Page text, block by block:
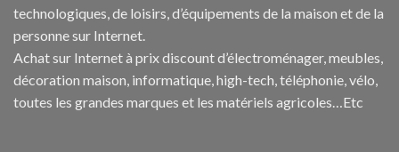
technologiques, de loisirs, d’équipements de la maison et de la
personne sur Internet.
Achat sur Internet à prix discount d’électroménager, meubles,
décoration maison, informatique, high-tech, téléphonie, vélo,
toutes les grandes marques et les matériels agricoles…Etc